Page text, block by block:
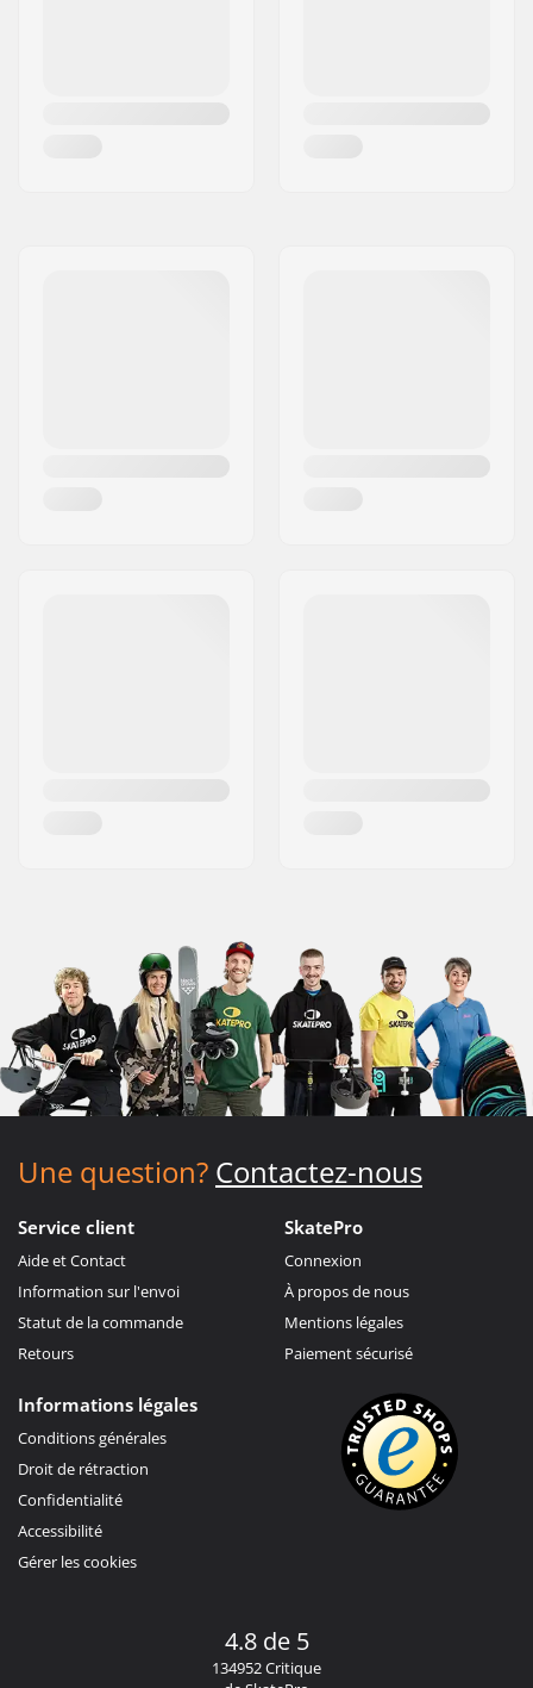
Une question? Contactez-nous
Service client
Aide et Contact
Information sur l'envoi
Statut de la commande
Retours
SkatePro
Connexion
À propos de nous
Mentions légales
Paiement sécurisé
Informations légales
Conditions générales
Droit de rétraction
Confidentialité
Accessibilité
Gérer les cookies
4.8 de 5
134952 Critique